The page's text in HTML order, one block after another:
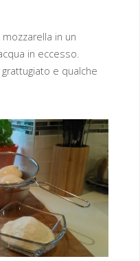
in un
in eccesso.
e qualche